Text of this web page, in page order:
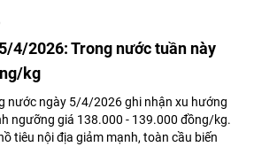
4/2026: Trong nước tuần này
kg
nước ngày 5/4/2026 ghi nhận xu hướng
ngưỡng giá 138.000 - 139.000 đồng/kg.
tiêu nội địa giảm mạnh, toàn cầu biến